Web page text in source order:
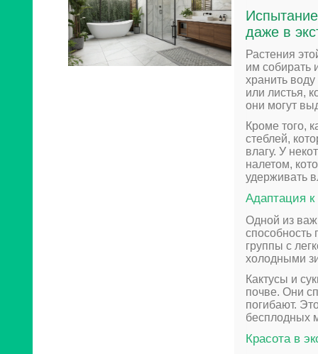
даже в
Растения
им собирать
хранить
или листья,
они могут
Кроме того,
стеблей,
влагу. У
налетом,
удерживать
Адаптация
Одной из
способность
группы с
холодными
Кактусы и
почве. Они
погибают.
бесплодных
Красота в